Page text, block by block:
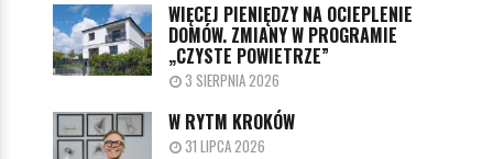
WIĘCEJ PIENIĘDZY NA OCIEPLENIE
DOMÓW. ZMIANY W PROGRAMIE
„CZYSTE POWIETRZE”
3 SIERPNIA 2026
W RYTM KROKÓW
31 LIPCA 2026